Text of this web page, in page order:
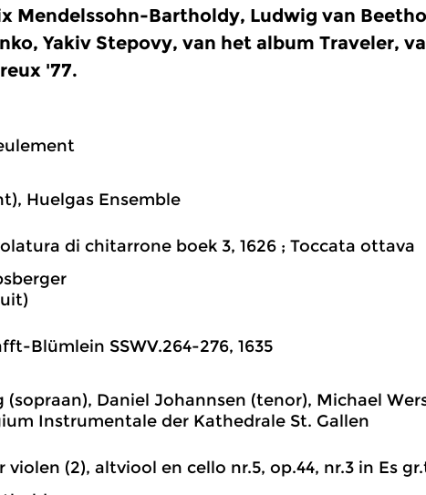
Mendelssohn-Bartholdy, Ludwig van
Yakiv Stepovy, van het album Traveler,
'77.
Huelgas Ensemble
di chitarrone boek 3, 1626 ; Toccata ottava
Blümlein SSWV.264-276, 1635
(sopraan), Daniel Johannsen (tenor), Michael
Instrumentale der Kathedrale St. Gallen
violen (2), altviool en cello nr.5, op.44, nr.3 in Es